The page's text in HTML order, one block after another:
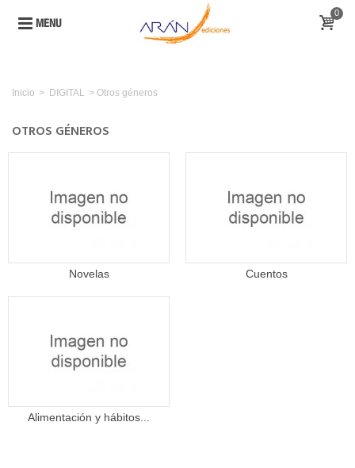
MENU
0
Inicio > DIGITAL > Otros géneros
OTROS GÉNEROS
Novelas Cuentos
Alimentación y hábitos...